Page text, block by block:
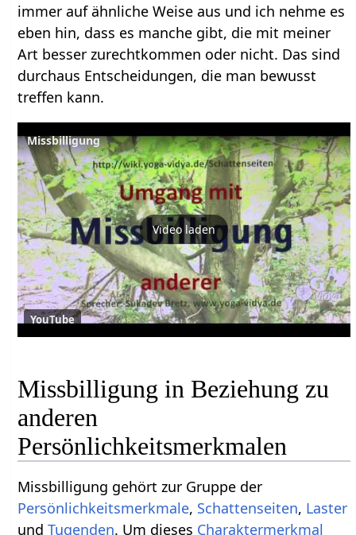
immer auf ähnliche Weise aus und ich nehme es
eben hin, dass es manche gibt, die mit meiner
Art besser zurechtkommen oder nicht. Das sind
durchaus Entscheidungen, die man bewusst
treffen kann.
Missbilligung
Video laden
YouTube
Missbilligung in Beziehung zu
anderen
Persönlichkeitsmerkmalen
Missbilligung gehört zur Gruppe der
Persönlichkeitsmerkmale, Schattenseiten, Laster
undTugenden. Um dieses Charaktermerkmal